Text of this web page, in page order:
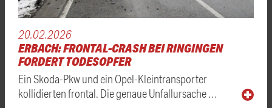
20.02.2026
ERBACH: FRONTAL-CRASH BEI RINGINGEN
FORDERT TODESOPFER
Ein Skoda-Pkw und ein Opel-Kleintransporter
kollidierten frontal. Die genaue Unfallursache …